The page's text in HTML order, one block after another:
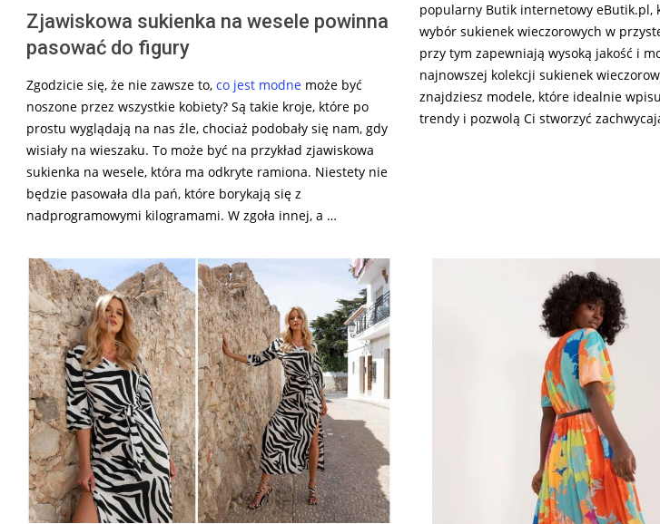
Zjawiskowa sukienka na wesele powinna
pasować do figury
Zgodzicie się, że nie zawsze to, co jest modne może być
noszone przez wszystkie kobiety? Są takie kroje, które po
prostu wyglądają na nas źle, chociaż podobały się nam, gdy
wisiały na wieszaku. To może być na przykład zjawiskowa
sukienka na wesele, która ma odkryte ramiona. Niestety nie
będzie pasowała dla pań, które borykają się z
nadprogramowymi kilogramami. W zgoła innej, a …
popularny Butik internetowy eButik.pl,
wybór sukienek wieczorowych w
przy tym zapewniają wysoką jakość i
najnowszej kolekcji sukienek
znajdziesz modele, które idealnie
trendy i pozwolą Ci stworzyć